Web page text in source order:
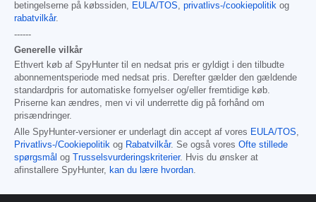
betingelserne på købssiden, EULA/TOS, privatlivs-/cookiepolitik og
rabatvilkår.
------
Generelle vilkår
Ethvert køb af SpyHunter til en nedsat pris er gyldigt i den tilbudte
abonnementsperiode med nedsat pris. Derefter gælder den gældende
standardpris for automatiske fornyelser og/eller fremtidige køb.
Priserne kan ændres, men vi vil underrette dig på forhånd om
prisændringer.
Alle SpyHunter-versioner er underlagt din accept af vores EULA/TOS,
Privatlivs-/Cookiepolitik og Rabatvilkår. Se også vores Ofte stillede
spørgsmål og Trusselsvurderingskriterier. Hvis du ønsker at
afinstallere SpyHunter, kan du lære hvordan.